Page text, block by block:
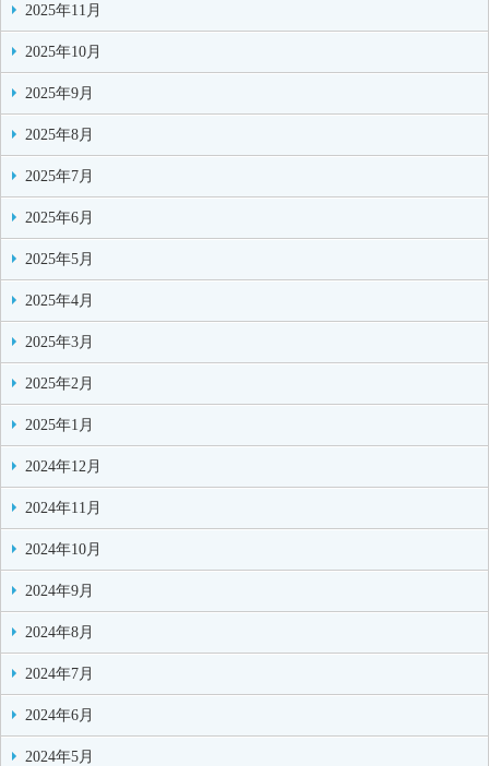
2025年11月
2025年10月
2025年9月
2025年8月
2025年7月
2025年6月
2025年5月
2025年4月
2025年3月
2025年2月
2025年1月
2024年12月
2024年11月
2024年10月
2024年9月
2024年8月
2024年7月
2024年6月
2024年5月